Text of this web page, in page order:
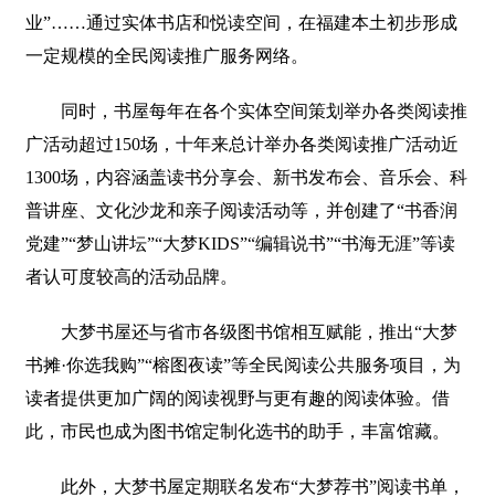
业”……通过实体书店和悦读空间，在福建本土初步形成
一定规模的全民阅读推广服务网络。
同时，书屋每年在各个实体空间策划举办各类阅读推
广活动超过150场，十年来总计举办各类阅读推广活动近
1300场，内容涵盖读书分享会、新书发布会、音乐会、科
普讲座、文化沙龙和亲子阅读活动等，并创建了“书香润
党建”“梦山讲坛”“大梦KIDS”“编辑说书”“书海无涯”等读
者认可度较高的活动品牌。
大梦书屋还与省市各级图书馆相互赋能，推出“大梦
书摊·你选我购”“榕图夜读”等全民阅读公共服务项目，为
读者提供更加广阔的阅读视野与更有趣的阅读体验。借
此，市民也成为图书馆定制化选书的助手，丰富馆藏。
此外，大梦书屋定期联名发布“大梦荐书”阅读书单，